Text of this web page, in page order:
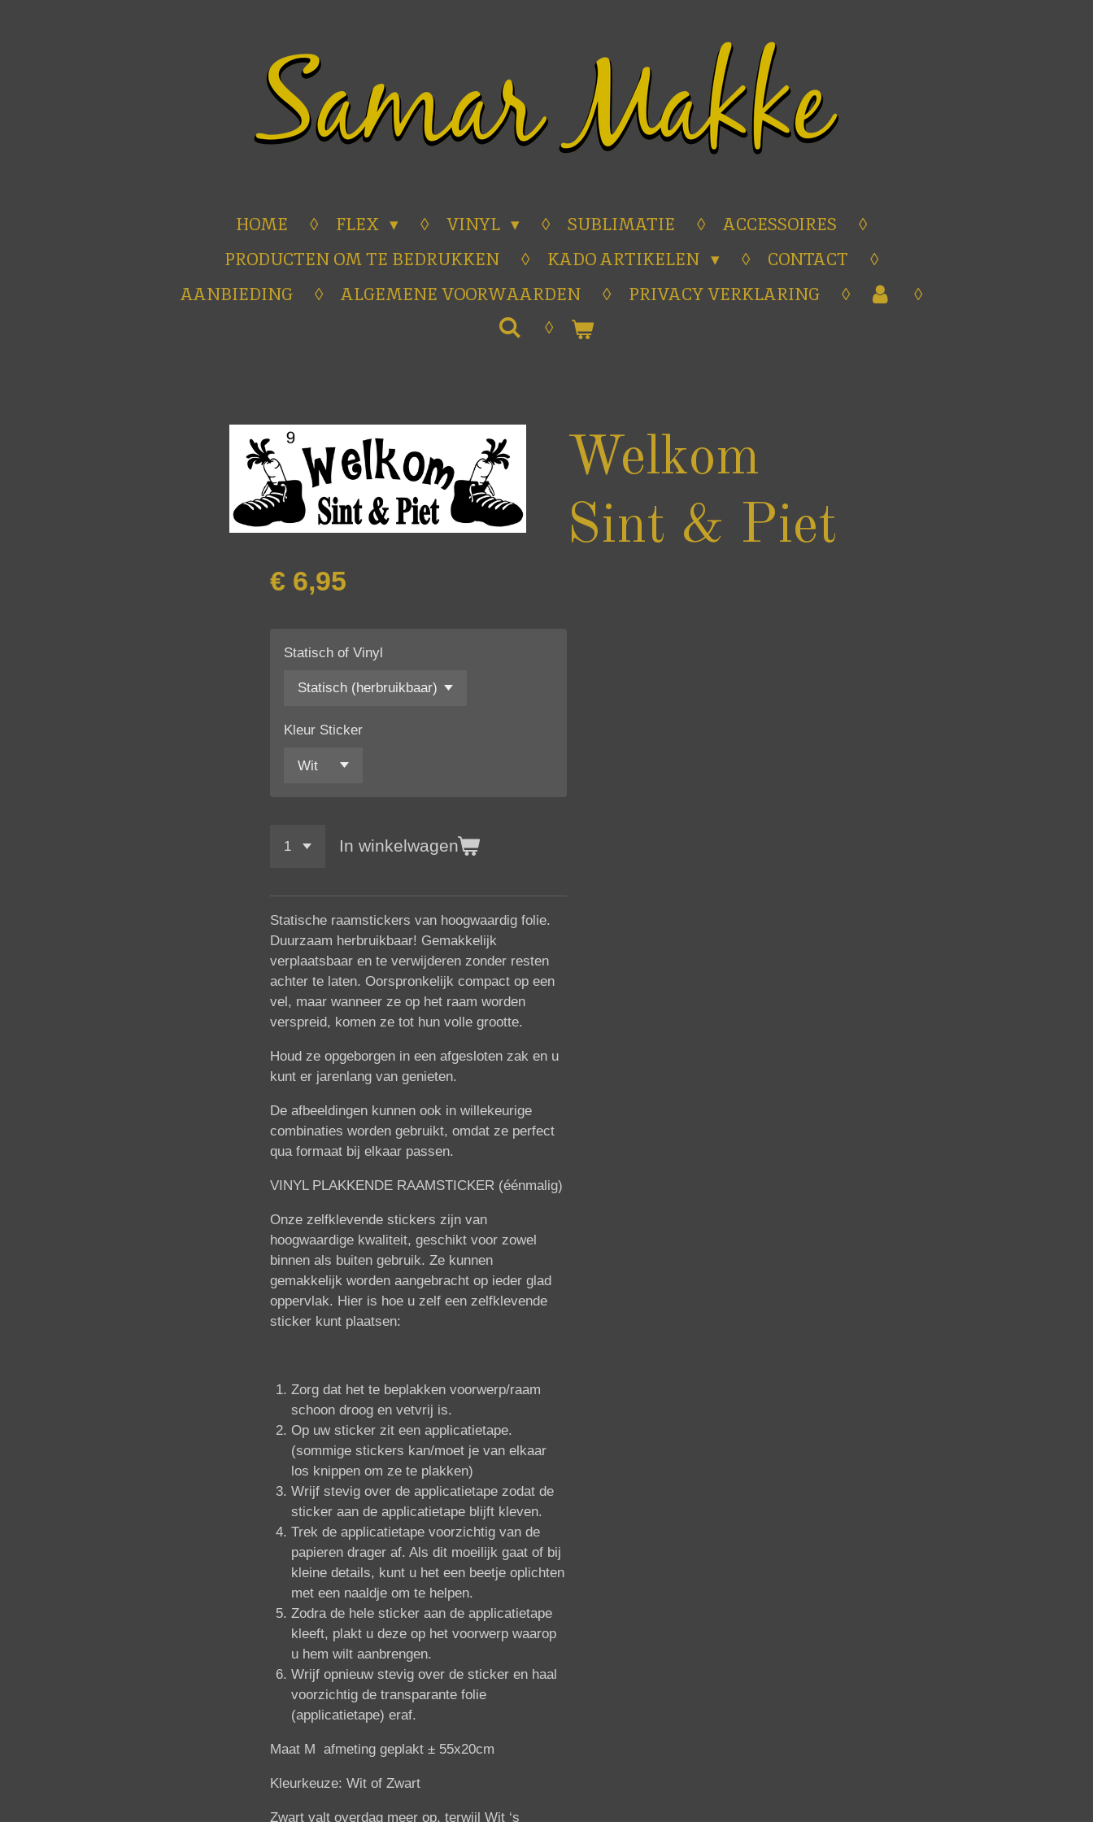
HOME FLEX VINYL SUBLIMATIE
ACCESSOIRES
PRODUCTEN OM TE BEDRUKKEN
KADO ARTIKELEN
CONTACT
AANBIEDING
ALGEMENE VOORWAARDEN PRIVACY VERKLARING
Welkom
Sint & Piet
€ 6,95
Statisch of Vinyl
Kleur Sticker
In winkelwagen
Statische raamstickers van hoogwaardig folie.
Duurzaam herbruikbaar! Gemakkelijk
verplaatsbaar en te verwijderen zonder resten
achter te laten. Oorspronkelijk compact op een
vel, maar wanneer ze op het raam worden
verspreid, komen ze tot hun volle grootte.
Houd ze opgeborgen in een afgesloten zak en u
kunt er jarenlang van genieten.
De afbeeldingen kunnen ook in willekeurige
combinaties worden gebruikt, omdat ze perfect
qua formaat bij elkaar passen.
VINYL PLAKKENDE RAAMSTICKER (éénmalig)
Onze zelfklevende stickers zijn van
hoogwaardige kwaliteit, geschikt voor zowel
binnen als buiten gebruik. Ze kunnen
gemakkelijk worden aangebracht op ieder glad
oppervlak. Hier is hoe u zelf een zelfklevende
sticker kunt plaatsen:
Zorg dat het te beplakken voorwerp/raam
schoon droog en vetvrij is.
Op uw sticker zit een applicatietape.
(sommige stickers kan/moet je van elkaar
los knippen om ze te plakken)
Wrijf stevig over de applicatietape zodat de
sticker aan de applicatietape blijft kleven.
Trek de applicatietape voorzichtig van de
papieren drager af. Als dit moeilijk gaat of bij
kleine details, kunt u het een beetje oplichten
met een naaldje om te helpen.
Zodra de hele sticker aan de applicatietape
kleeft, plakt u deze op het voorwerp waarop
u hem wilt aanbrengen.
Wrijf opnieuw stevig over de sticker en haal
voorzichtig de transparante folie
(applicatietape) eraf.
Maat M afmeting geplakt ± 55x20cm
Kleurkeuze: Wit of Zwart
Zwart valt overdag meer op, terwijl Wit ‘s